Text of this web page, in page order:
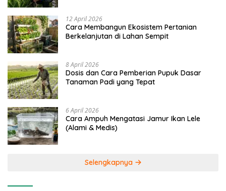
12 April 2026
Cara Membangun Ekosistem Pertanian
Berkelanjutan di Lahan Sempit
8 April 2026
Dosis dan Cara Pemberian Pupuk Dasar
Tanaman Padi yang Tepat
6 April 2026
Cara Ampuh Mengatasi Jamur Ikan Lele
(Alami & Medis)
Selengkapnya